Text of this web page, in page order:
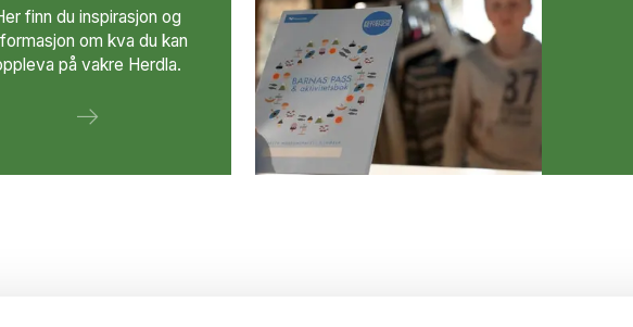
finn du inspirasjon og
om kva du kan
på vakre Herdla.